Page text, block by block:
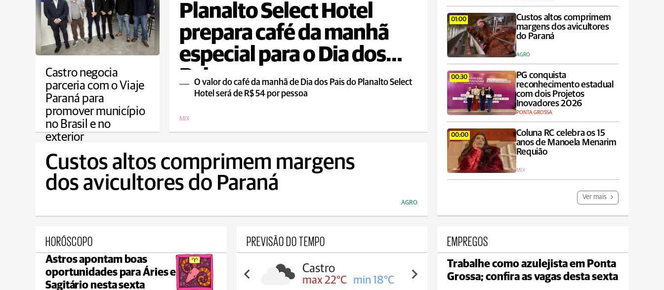
Planalto Select Hotel
prepara café da manhã
especial para o Dia dos
Pais
O valor do café da manhã de Dia dos Pais do Planalto Select
Hotel será de R$ 54 por pessoa
MIX
01:00
Custos altos comprimem
margens dos avicultores
do Paraná
AGRO
00:30
PG conquista
reconhecimento estadual
com dois Projetos
Inovadores 2026
PONTA GROSSA
00:00
Coluna RC celebra os 15
anos de Manoela Menarim
Requião
MIX
Ver mais
Castro negocia
parceria com o Viaje
Paraná para
promover município
no Brasil e no
exterior
Custos altos comprimem margens
dos avicultores do Paraná
AGRO
HORÓSCOPO
Astros apontam boas
oportunidades para Áries e
Sagitário nesta sexta
PREVISÃO DO TEMPO
Ponta Grossa
max 21°C min 18°C
Castro
max 22°C min 18°C
Carambeí
max 21°C min 18°C
EMPREGOS
Trabalhe como azulejista em Ponta
Grossa; confira as vagas desta sexta